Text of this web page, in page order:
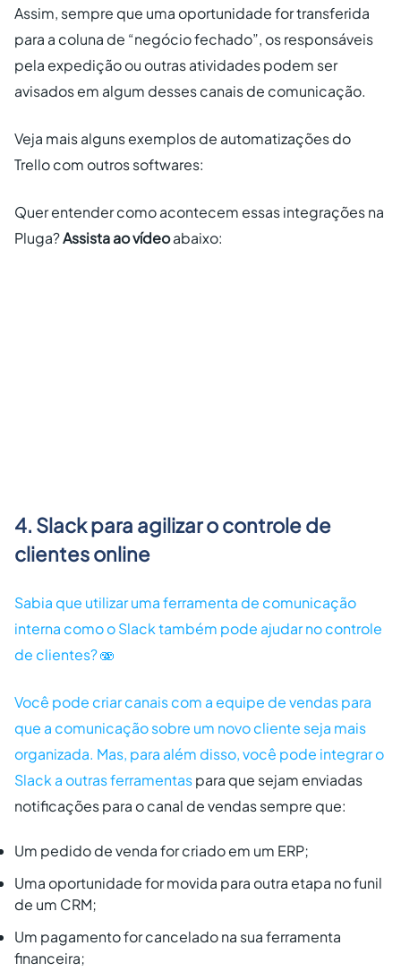
Assim, sempre que uma oportunidade for transferida
para a coluna de “negócio fechado”, os responsáveis
pela expedição ou outras atividades podem ser
avisados em algum desses canais de comunicação.
Veja mais alguns exemplos de automatizações do
Trello com outros softwares:
Quer entender como acontecem essas integrações na
Pluga?Assista ao vídeoabaixo:
4. Slack para agilizar o controle de
clientes online
Sabia que utilizar uma ferramenta de comunicação
interna como o Slack também pode ajudar no controle
de clientes? 🫨
Você pode criar canais com a equipe de vendas para
que a comunicação sobre um novo cliente seja mais
organizada. Mas, para além disso, você pode integrar o
Slack a outras ferramentaspara que sejam enviadas
notificações para o canal de vendas sempre que:
Um pedido de venda for criado em um ERP;
Uma oportunidade for movida para outra etapa no funil
de um CRM;
Um pagamento for cancelado na sua ferramenta
financeira;